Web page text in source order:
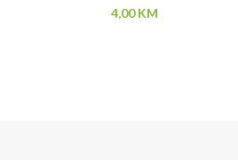
4,00KM